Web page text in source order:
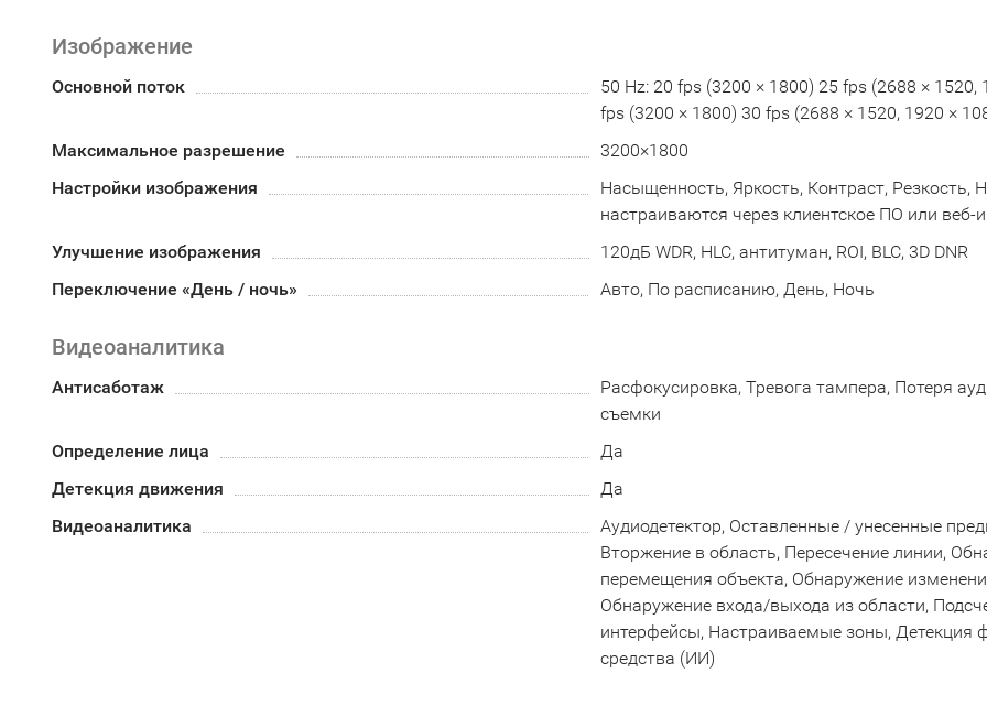
Изображение
Основной поток
50 Hz: 20 fps (3200 × 1800) 25 fps (2688 × 1520,
fps (3200 × 1800) 30 fps (2688 × 1520, 1920 ×
Максимальное разрешение
3200×1800
Настройки изображения
Насыщенность, Яркость, Контраст, Резкость,
настраиваются через клиентское ПО или веб-
Улучшение изображения
120дБ WDR, HLC, антитуман, ROI, BLC, 3D DNR
Переключение «День / ночь»
Авто, По расписанию, День, Ночь
Видеоаналитика
Антисаботаж
Расфокусировка, Тревога тампера, Потеря
съемки
Определение лица
Да
Детекция движения
Да
Видеоаналитика
Аудиодетектор, Оставленные / унесенные
Вторжение в область, Пересечение линии,
перемещения объекта, Обнаружение
Обнаружение входа/выхода из области,
интерфейсы, Настраиваемые зоны, Детекция
средства (ИИ)